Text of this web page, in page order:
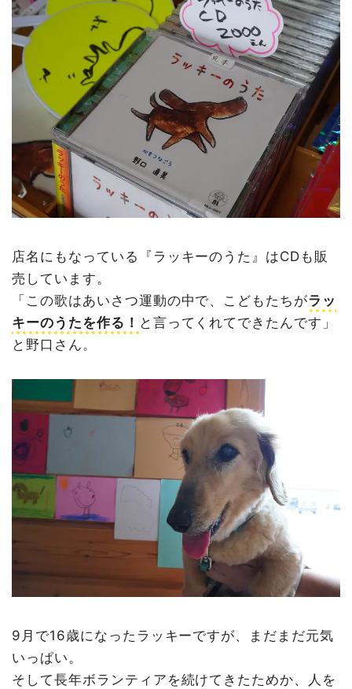
店名にもなっている『ラッキーのうた』はCDも販
売しています。
「この歌はあいさつ運動の中で、こどもたちがラッ
キーのうたを作る！ と言ってくれてできたんです」
と野口さん。
9月で16歳になったラッキーですが、まだまだ元気
いっぱい。
そして長年ボランティアを続けてきたためか、人を